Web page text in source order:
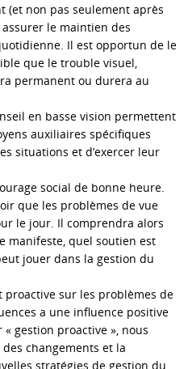
(et non pas seulement après
le maintien des
Il est opportun de le
que le trouble visuel,
permanent ou durera au
en basse vision permettent
auxiliaires spécifiques
situations et d’exercer leur
social de bonne heure.
que les problèmes de vue
le jour. Il comprendra alors
manifeste, quel soutien est
jouer dans la gestion du
proactive sur les problèmes de
a une influence positive
gestion proactive », nous
changements et la
stratégies de gestion du